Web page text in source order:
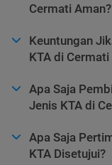
Cermati Aman?
Keuntungan
KTA di Cermati
Apa Saja
Jenis KTA di
Apa Saja
KTA Disetujui?